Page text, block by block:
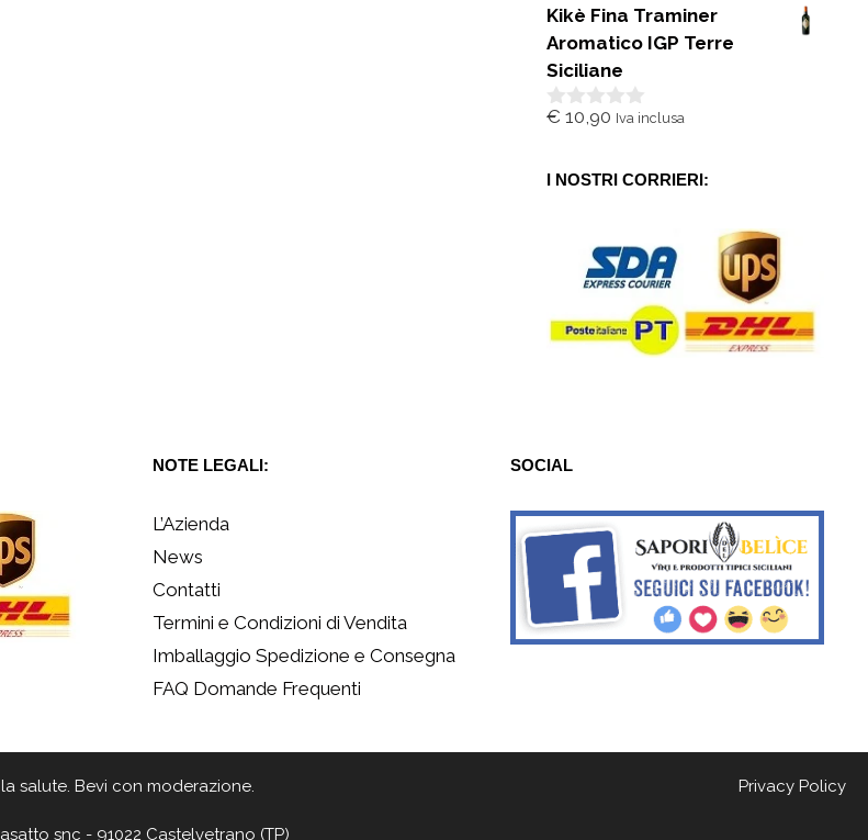
u
5
Kikè Fina Traminer
Aromatico IGP Terre
Siciliane
0
5
€ 10,90 Iva inclusa
I NOSTRI CORRIERI:
NOTE LEGALI:
L’Azienda
News
Contatti
Termini e Condizioni di Vendita
Imballaggio Spedizione e Consegna
FAQ Domande Frequenti
SOCIAL
Privacy Policy
salute. Bevi con moderazione.
snc - 91022 Castelvetrano (TP)